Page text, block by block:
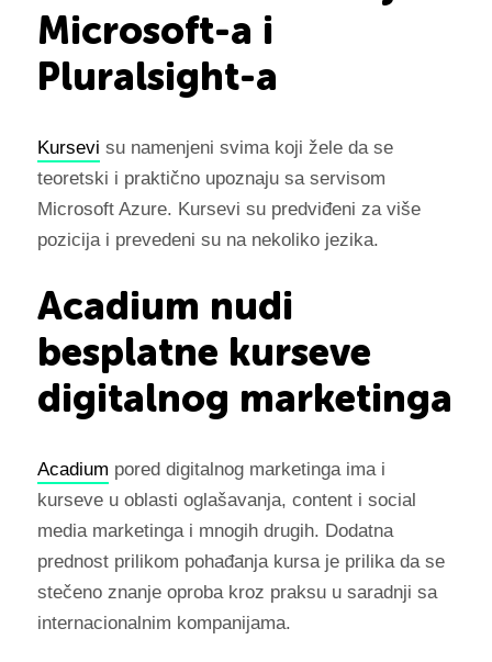
Microsoft-a i
Pluralsight-a
Kursevi su namenjeni svima koji žele da se
teoretski i praktično upoznaju sa servisom
Microsoft Azure. Kursevi su predviđeni za više
pozicija i prevedeni su na nekoliko jezika.
Acadium nudi
besplatne kurseve
digitalnog marketinga
Acadium pored digitalnog marketinga ima i
kurseve u oblasti oglašavanja, content i social
media marketinga i mnogih drugih. Dodatna
prednost prilikom pohađanja kursa je prilika da se
stečeno znanje oproba kroz praksu u saradnji sa
internacionalnim kompanijama.